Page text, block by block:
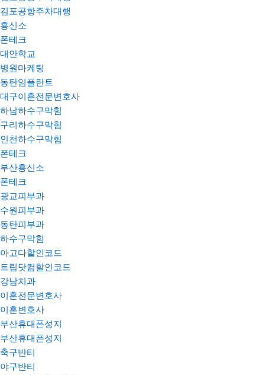
김포공항주차대행
흥신소
폰테크
대안학교
병원마케팅
동탄임플란트
대구이혼전문변호사
하남하수구막힘
구리하수구막힘
인천하수구막힘
폰테크
부산흥신소
폰테크
광교피부과
수원피부과
동탄피부과
하수구막힘
아고다할인코드
트립닷컴할인코드
강남치과
이혼전문변호사
이혼변호사
부산휴대폰성지
부산휴대폰성지
축구반티
야구반티